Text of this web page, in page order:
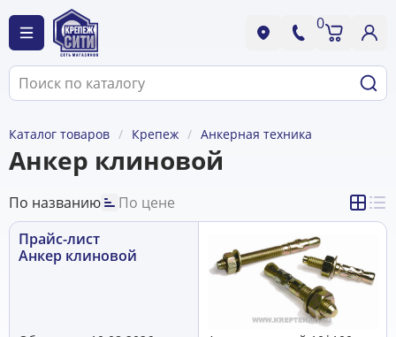
0
Каталог товаров Крепеж Анкерная техника
Анкер клиновой
По названию
По цене
Прайс-лист
Анкер клиновой